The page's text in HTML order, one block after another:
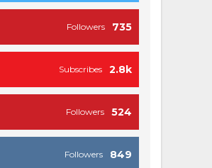
735
Followers
2.8k
Subscribes
524
Followers
849
Followers